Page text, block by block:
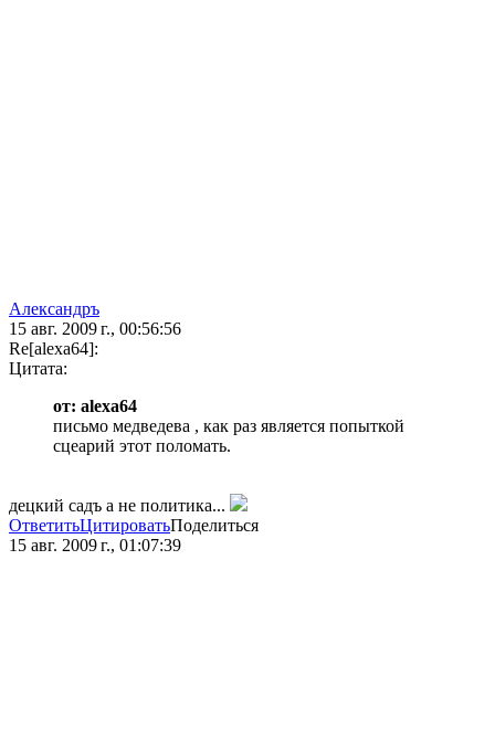
Александръ
15 авг. 2009 г., 00:56:56
Re[alexa64]:
Цитата:
от: alexa64
письмо медведева , как раз является попыткой
сцеарий этот поломать.
децкий садъ а не политика...
ОтветитьЦитироватьПоделиться
15 авг. 2009 г., 01:07:39